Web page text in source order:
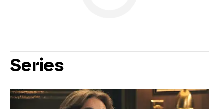
Series